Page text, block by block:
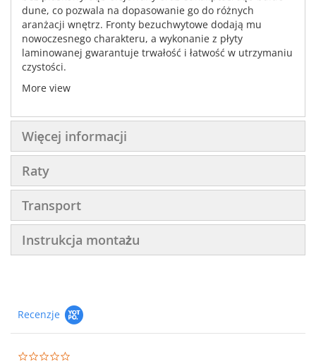
dune, co pozwala na dopasowanie go do różnych
aranżacji wnętrz. Fronty bezuchwytowe dodają mu
nowoczesnego charakteru, a wykonanie z płyty
laminowanej gwarantuje trwałość i łatwość w utrzymaniu
czystości.
More view
Więcej informacji
Raty
Transport
Instrukcja montażu
Recenzje